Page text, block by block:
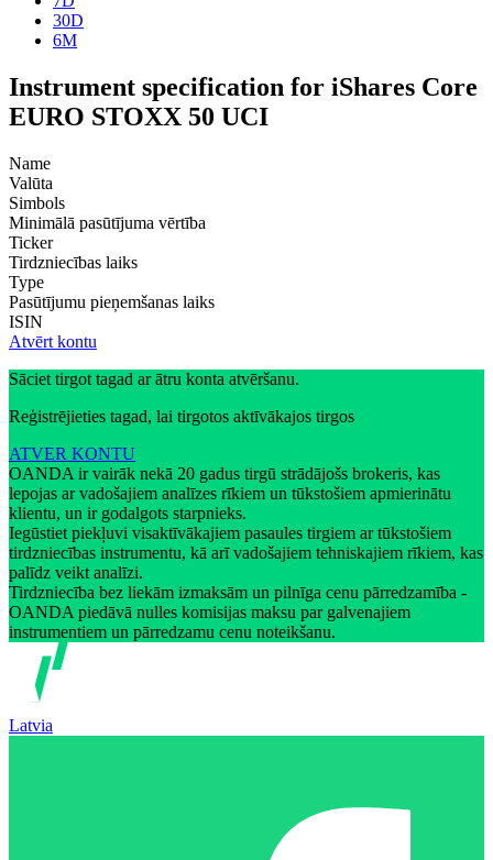
30D
6M
Instrument specification for iShares Core
EURO STOXX 50 UCI
Name
Valūta
Simbols
Minimālā pasūtījuma vērtība
Ticker
Tirdzniecības laiks
Type
Pasūtījumu pieņemšanas laiks
ISIN
Atvērt kontu
Sāciet tirgot tagad ar ātru konta atvēršanu.
Reģistrējieties tagad, lai tirgotos aktīvākajos tirgos
ATVER KONTU
OANDA ir vairāk nekā 20 gadus tirgū strādājošs brokeris, kas
lepojas ar vadošajiem analīzes rīkiem un tūkstošiem apmierinātu
klientu, un ir godalgots starpnieks.
Iegūstiet piekļuvi visaktīvākajiem pasaules tirgiem ar tūkstošiem
tirdzniecības instrumentu, kā arī vadošajiem tehniskajiem rīkiem, kas
palīdz veikt analīzi.
Tirdzniecība bez liekām izmaksām un pilnīga cenu pārredzamība -
OANDA piedāvā nulles komisijas maksu par galvenajiem
instrumentiem un pārredzamu cenu noteikšanu.
Latvia